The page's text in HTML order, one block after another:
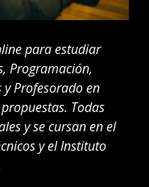
para estudiar
Programación,
y Profesorado en
Todas
y se cursan en el
y el Instituto